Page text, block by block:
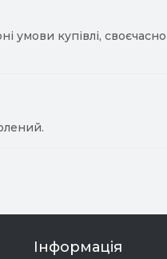
умови купівлі, своєчасно
Інформація